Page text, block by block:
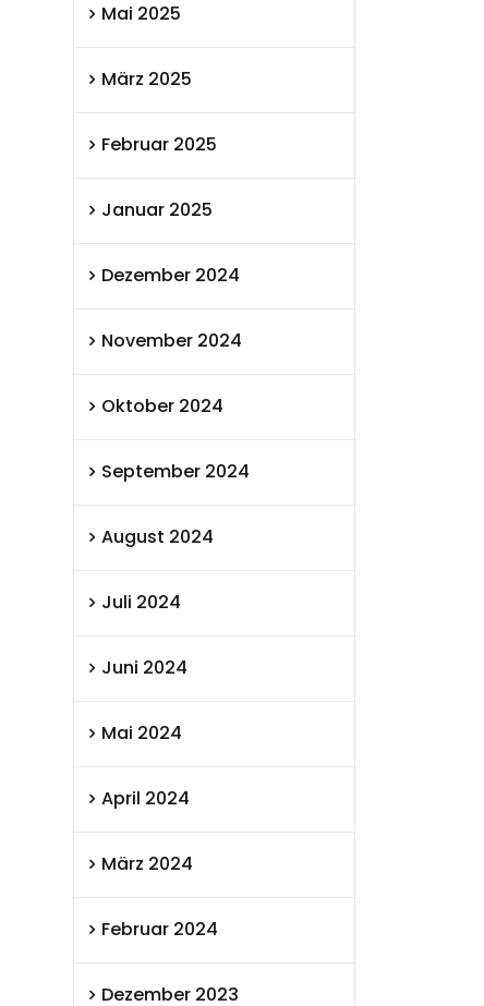
Mai 2025
März 2025
Februar 2025
Januar 2025
Dezember 2024
November 2024
Oktober 2024
September 2024
August 2024
Juli 2024
Juni 2024
Mai 2024
April 2024
März 2024
Februar 2024
Dezember 2023